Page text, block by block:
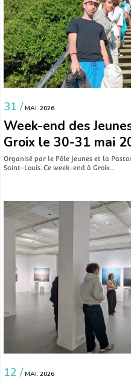
31 / MAI. 2026
Week-end des
Groix le 30-31 mai
Organisé par le Pôle Jeunes et la
Saint-Louis. Ce week-end à Groix…
12 / MAI. 2026